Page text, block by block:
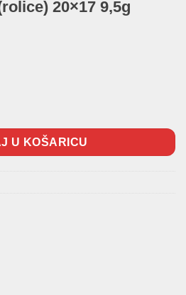
20×17 9,5g
9,5g količina
U KOŠARICU